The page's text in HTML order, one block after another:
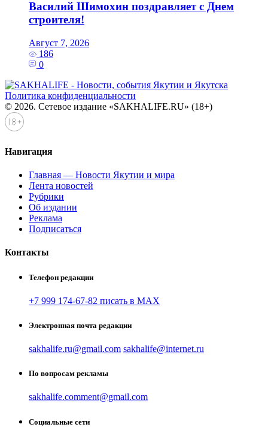
Василий Шимохин поздравляет с Днем
строителя!
Август 7, 2026
186
0
Политика конфиденциальности
© 2026. Сетевое издание «SAKHALIFE.RU» (18+)
Навигация
Главная — Новости Якутии и мира
Лента новостей
Рубрики
Об издании
Реклама
Подписаться
Контакты
Телефон редакции
+7 999 174-67-82 писать в MAX
Электронная почта редакции
sakhalife.ru@gmail.com sakhalife@internet.ru
По вопросам рекламы
sakhalife.comment@gmail.com
Социальные сети